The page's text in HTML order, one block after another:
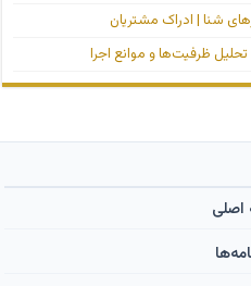
شنا | ادراک مشتریان
ظرفیت‌ها و موانع اجرا